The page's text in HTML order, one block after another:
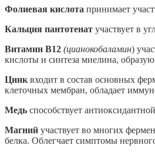
Фолиевая кислота принимает
Кальция пантотенат участвует в
Витамин В12 (цианокобаламин)
кислоты и синтеза миелина,
Цинк входит в состав основных
клеточных мембран, обладает
Медь способствует
Магний участвует во многих
белка. Облегчает симптомы